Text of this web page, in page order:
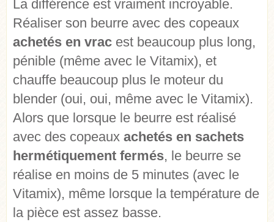
La différence est vraiment incroyable.
Réaliser son beurre avec des copeaux
achetés en vrac est beaucoup plus long,
pénible (même avec le Vitamix), et
chauffe beaucoup plus le moteur du
blender (oui, oui, même avec le Vitamix).
Alors que lorsque le beurre est réalisé
avec des copeaux achetés en sachets
hermétiquement fermés, le beurre se
réalise en moins de 5 minutes (avec le
Vitamix), même lorsque la température de
la pièce est assez basse.